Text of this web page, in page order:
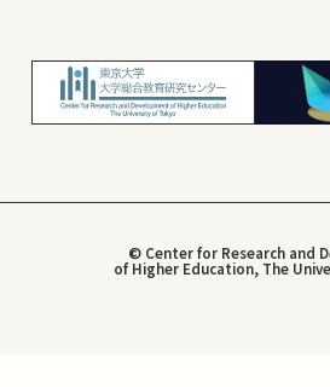
© Center for Research and
of Higher Education, The